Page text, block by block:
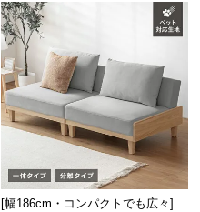
[幅186cm・コンパクトでも広々] 3